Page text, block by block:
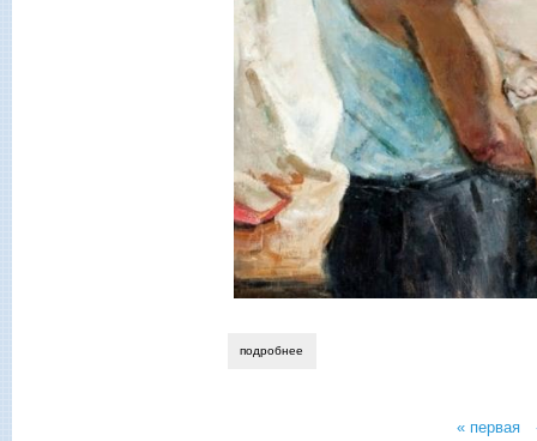
подробнее
« первая